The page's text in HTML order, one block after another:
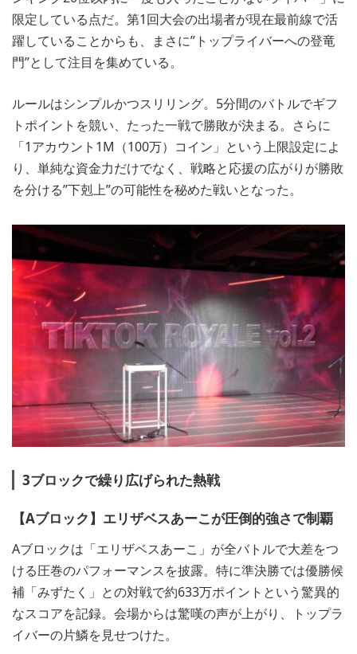
限定している点だ。第1回大会の出場者が現在最前線で活
躍していることからも、まさに”トップライバーへの登竜
門”として注目を集めている。
ルールはシンプルかつスリリング。5分間のバトルでギフ
トポイントを競い、たった一戦で勝敗が決まる。さらに
「1アカウント1M（100万）コイン」という上限設定によ
り、単純な資金力だけでなく、戦略と応援の広がりが勝敗
を分ける”下剋上”の可能性を秘めた戦いとなった。
3ブロックで繰り広げられた熱戦
【Aブロック】エリザベスあーこが圧倒的強さで制覇
Aブロックは「エリザベスあーこ」が全バトルで大差をつ
ける圧巻のパフォーマンスを披露。特に準決勝では優勝候
補「みずたく」との対戦で約633万ポイントという驚異的
なスコアを記録。会場からは驚嘆の声が上がり、トップラ
イバーの片鱗を見せつけた。